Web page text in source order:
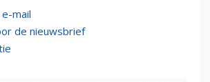
mail
de nieuwsbrief